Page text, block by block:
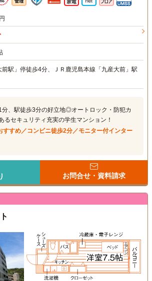
駅」停徒歩4分、ＪＲ鹿児島本線「九産大前」駅
分、駅徒歩3分の好立地◎オートロック・防犯カ
るセキュリティ充実の学生マンション！
すすめ／コンビニ徒歩2分／モニター付インター
お問合せ・資料請求